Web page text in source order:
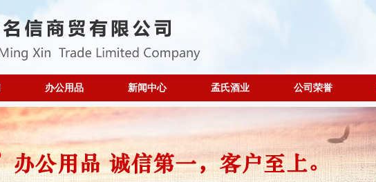
办公用品 新闻中心 孟氏酒业 公司荣誉